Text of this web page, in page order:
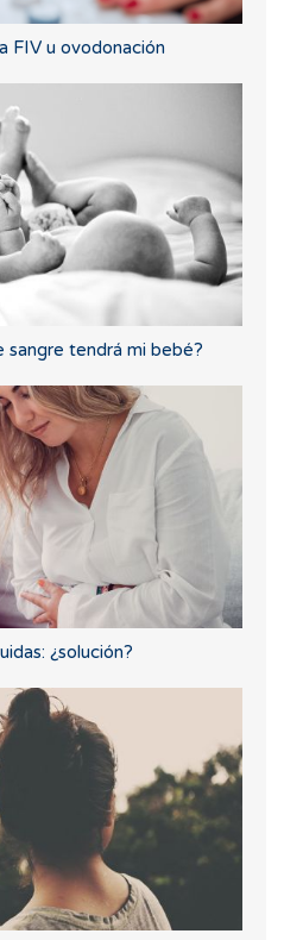
FIV u ovodonación
sangre tendrá mi bebé?
¿solución?